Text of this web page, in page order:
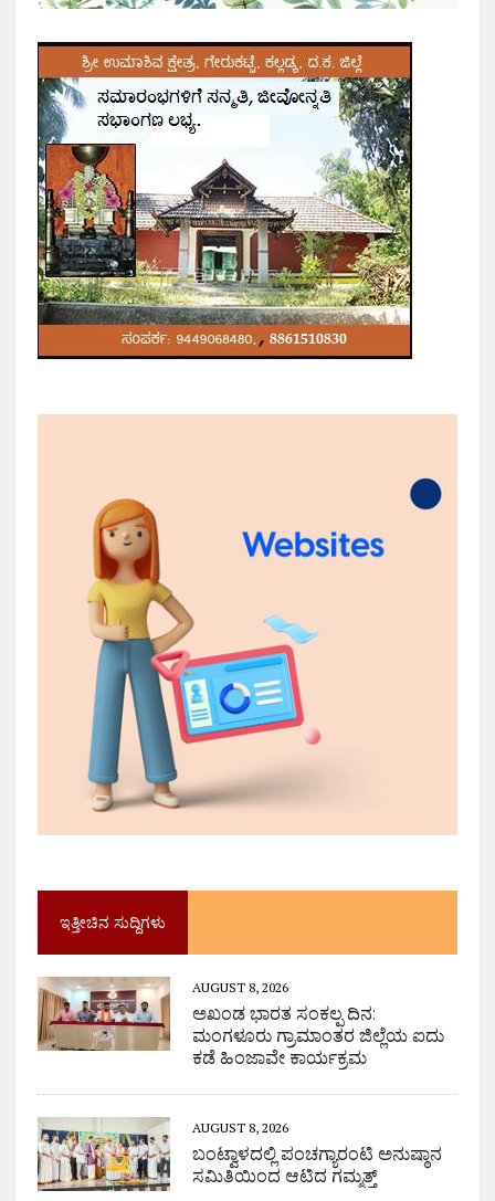
ಇತ್ತೀಚಿನ ಸುದ್ದಿಗಳು
AUGUST 8, 2026
ಅಖಂಡ ಭಾರತ ಸಂಕಲ್ಪ ದಿನ:
ಮಂಗಳೂರು ಗ್ರಾಮಾಂತರ ಜಿಲ್ಲೆಯ ಐದು
ಕಡೆ ಹಿಂಜಾವೇ ಕಾರ್ಯಕ್ರಮ
AUGUST 8, 2026
ಬಂಟ್ವಾಳದಲ್ಲಿ ಪಂಚಗ್ಯಾರಂಟಿ ಅನುಷ್ಠಾನ
ಸಮಿತಿಯಿಂದ ಆಟಿದ ಗಮ್ಮತ್ತ್